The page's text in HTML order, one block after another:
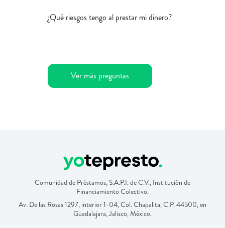
¿Qué riesgos tengo al prestar mi dinero?
Ver más preguntas
Comunidad de Préstamos, S.A.P.I. de C.V., Institución de
Financiamiento Colectivo.
Av. De las Rosas 1297, interior 1-04, Col. Chapalita, C.P. 44500, en
Guadalajara, Jalisco, México.